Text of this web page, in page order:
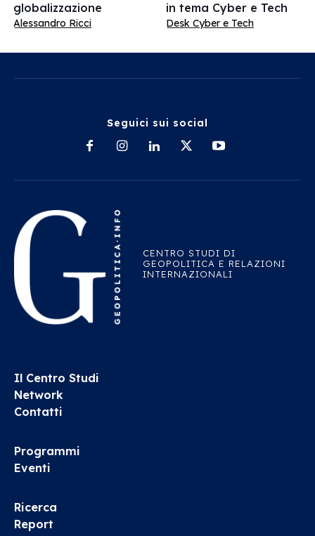
globalizzazione
Alessandro Ricci
in tema Cyber e Tech
Desk Cyber e Tech
Seguici sui social
CENTRO STUDI DI
GEOPOLITICA E RELAZIONI
INTERNAZIONALI
Il Centro Studi
Network
Contatti
Programmi
Eventi
Ricerca
Report